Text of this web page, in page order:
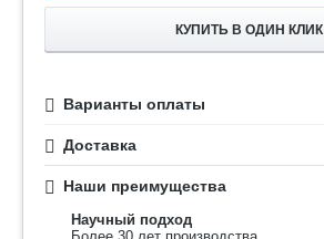
КУПИТЬ В ОДИН КЛИК
Варианты оплаты
Доставка
Наши преимущества
Научный подход